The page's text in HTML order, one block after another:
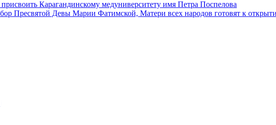
Карагандинскому медуниверситету имя Петра Поспелова
Пресвятой Девы Марии Фатимской, Матери всех народов готовят к